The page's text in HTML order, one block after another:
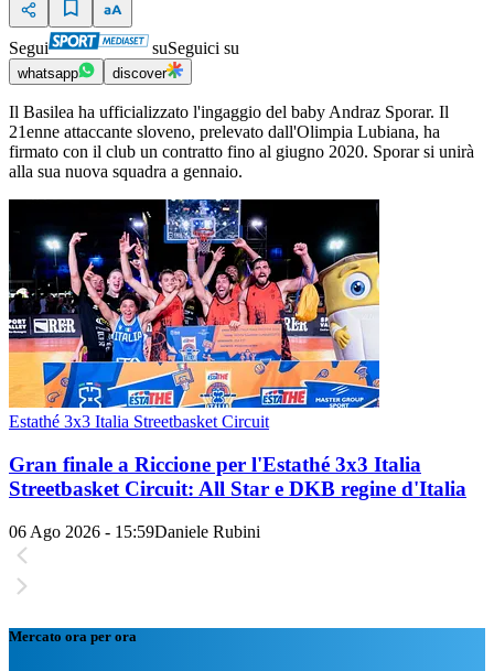
Segui suSeguici su
whatsapp discover
Il Basilea ha ufficializzato l'ingaggio del baby Andraz Sporar. Il
21enne attaccante sloveno, prelevato dall'Olimpia Lubiana, ha
firmato con il club un contratto fino al giugno 2020. Sporar si unirà
alla sua nuova squadra a gennaio.
Estathé 3x3 Italia Streetbasket Circuit
Gran finale a Riccione per l'Estathé 3x3 Italia
Streetbasket Circuit: All Star e DKB regine d'Italia
06 Ago 2026 - 15:59Daniele Rubini
Mercato ora per ora